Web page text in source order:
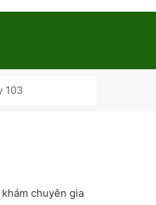
103
chuyên gia